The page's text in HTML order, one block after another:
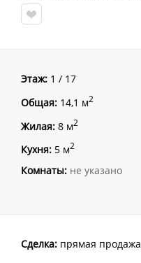
Этаж: 1 / 17
Общая: 14,1 м2
Жилая: 8 м2
Кухня: 5 м2
Комнаты: не указано
Сделка: прямая продажа